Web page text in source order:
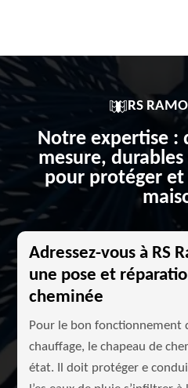
RS
Notre expertise :
mesure,
pour protéger
Adressez-vous à RS
une pose et
cheminée
Pour le bon fonctionnement
chauffage, le chapeau de
état. Il doit protéger e